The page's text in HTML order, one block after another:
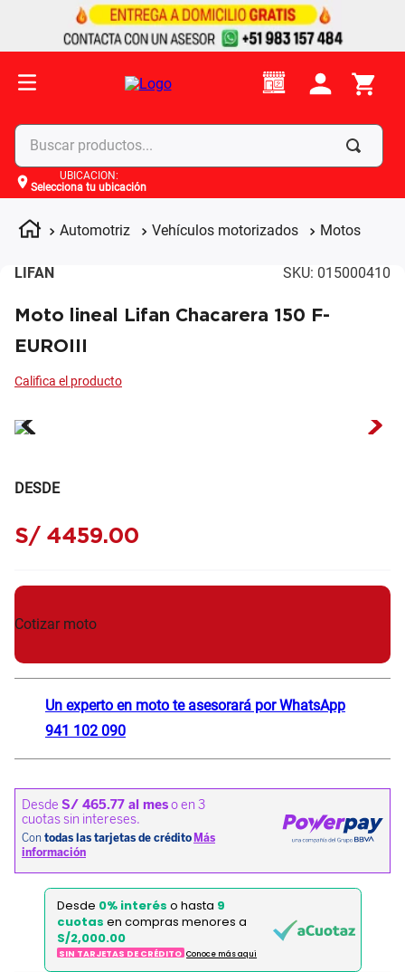
Buscar productos...
UBICACIÓN:
Selecciona tu ubicación
Automotriz Vehículos motorizados Motos
LIFAN SKU: 015000410
Moto lineal Lifan Chacarera 150 F-
EUROIII
DESDE
S/ 4459.00
Cotizar moto
Un experto en moto te asesorará por WhatsApp
941 102 090
Desde 0% interés o hasta 9
cuotas en compras menores a
S/2,000.00
SIN TARJETAS DE CRÉDITO Conoce más aqui
Términos más buscados
celulares
4. apple